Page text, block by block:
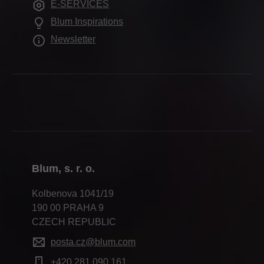
Další témata
Pomůcky pro zpracování
Služby pro interierové architekty
Termíny veletrhů
Předváděcí místnosti
Blum, s. r. o.
Kolbenova 1041/19
190 00 PRAHA 9
CZECH REPUBLIC
posta.cz@blum.com
E-SERVICES
Blum Inspirations
Newsletter